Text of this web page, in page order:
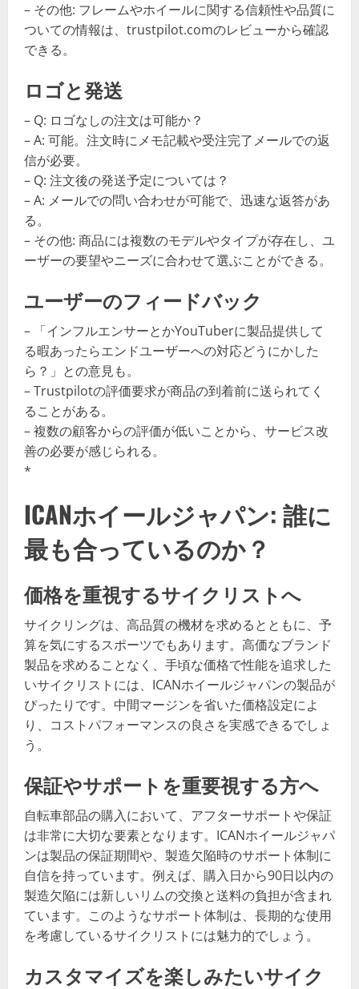
– その他: フレームやホイールに関する信頼性や品質に
ついての情報は、trustpilot.comのレビューから確認
できる。
ロゴと発送
– Q: ロゴなしの注文は可能か？
– A: 可能。注文時にメモ記載や受注完了メールでの返
信が必要。
– Q: 注文後の発送予定については？
– A: メールでの問い合わせが可能で、迅速な返答があ
る。
– その他: 商品には複数のモデルやタイプが存在し、ユ
ーザーの要望やニーズに合わせて選ぶことができる。
ユーザーのフィードバック
– 「インフルエンサーとかYouTuberに製品提供して
る暇あったらエンドユーザーへの対応どうにかした
ら？」との意見も。
– Trustpilotの評価要求が商品の到着前に送られてく
ることがある。
– 複数の顧客からの評価が低いことから、サービス改
善の必要が感じられる。
*
ICANホイールジャパン: 誰に
最も合っているのか？
価格を重視するサイクリストへ
サイクリングは、高品質の機材を求めるとともに、予
算を気にするスポーツでもあります。高価なブランド
製品を求めることなく、手頃な価格で性能を追求した
いサイクリストには、ICANホイールジャパンの製品が
ぴったりです。中間マージンを省いた価格設定によ
り、コストパフォーマンスの良さを実感できるでしょ
う。
保証やサポートを重要視する方へ
自転車部品の購入において、アフターサポートや保証
は非常に大切な要素となります。ICANホイールジャパ
ンは製品の保証期間や、製造欠陥時のサポート体制に
自信を持っています。例えば、購入日から90日以内の
製造欠陥には新しいリムの交換と送料の負担が含まれ
ています。このようなサポート体制は、長期的な使用
を考慮しているサイクリストには魅力的でしょう。
カスタマイズを楽しみたいサイク